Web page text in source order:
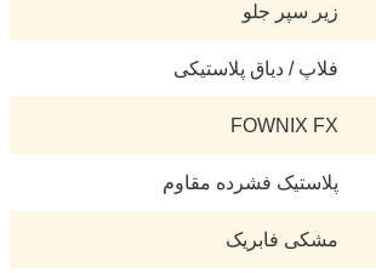
زیر سپر جلو
فلاپ / دیاق پلاستیکی
FOWNIX FX
پلاستیک فشرده مقاوم
مشکی فابریک